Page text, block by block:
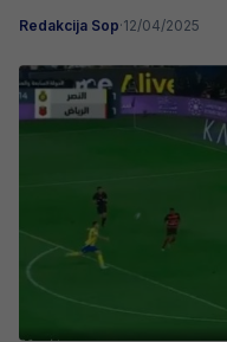
Redakcija Sop·12/04/2025